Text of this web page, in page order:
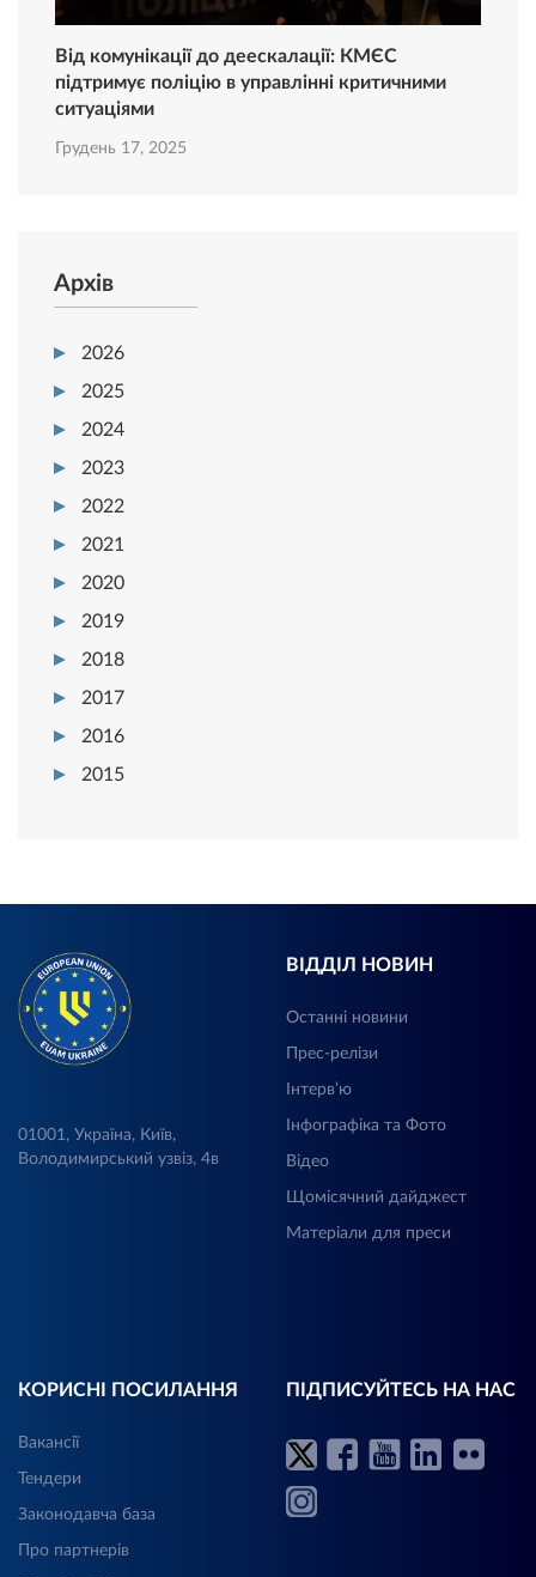
Від комунікації до деескалації: КМЄС
підтримує поліцію в управлінні критичними
ситуаціями
Грудень 17, 2025
Архів
2026
2025
2024
2023
2022
2021
2020
2019
2018
2017
2016
2015
01001, Україна, Київ,
Володимирський узвіз, 4в
ВІДДІЛ НОВИН
Останні новини
Прес-релізи
Інтерв’ю
Інфографіка та Фото
Відео
Щомісячний дайджест
Матеріали для преси
КОРИСНІ ПОСИЛАННЯ
Вакансії
Тендери
Законодавча база
Про партнерів
ПІДПИСУЙТЕСЬ НА НАС